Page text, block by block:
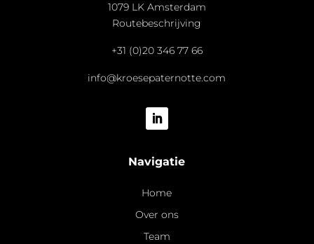
1079 LK Amsterdam
Routebeschrijving
+31 (0)20 346 77 66
info@kroesepaternotte.com
Navigatie
Home
Over ons
Team